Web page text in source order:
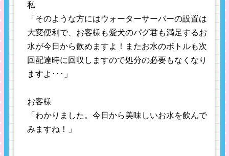
私
「そのような方にはウォーターサーバーの設置は
大変便利で、お客様も愛犬のパグ君も満足するお
水が今日から飲めますよ！またお水のボトルも次
回配達時に回収しますので処分の必要もなくなり
ますよ･･･」
お客様
「わかりました。今日から美味しいお水を飲んで
みますね！」